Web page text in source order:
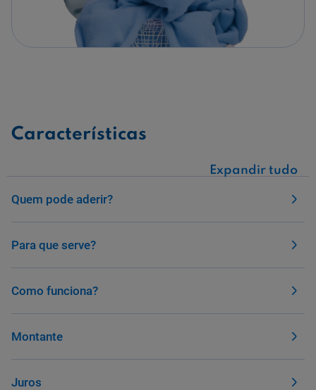
Características
Expandir tudo
Quem pode aderir?
Para que serve?
Como funciona?
Montante
Juros